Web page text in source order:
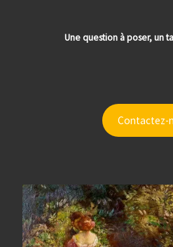
Une question à poser, un
Contactez-